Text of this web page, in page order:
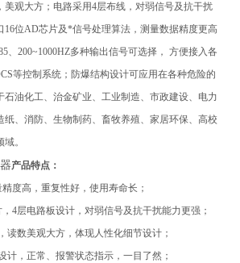
美观大方；电路采用4层布线，对弱信号及抗干扰
16位AD芯片及*信号处理算法，测量数据精度更高
、200~1000HZ多种输出信号可选择， 方便接入各
等控制系统；防爆结构设计可应用在各种危险的
石油化工、治金矿业、工业制造、市政建设、电力
纸、消防、生物制药、畜牧养殖、家居环保、高校
。
器产品特点：
度高，重复性好，使用寿命长；
4层电路板设计，对弱信号及抗干扰能力更强；
数美观大方，体现人性化细节设计；
，正常、报警状态指示，一目了然；